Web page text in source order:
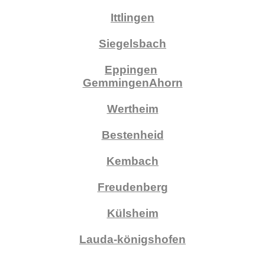
Ittlingen
Siegelsbach
Eppingen
GemmingenAhorn
Wertheim
Bestenheid
Kembach
Freudenberg
Külsheim
Lauda-königshofen